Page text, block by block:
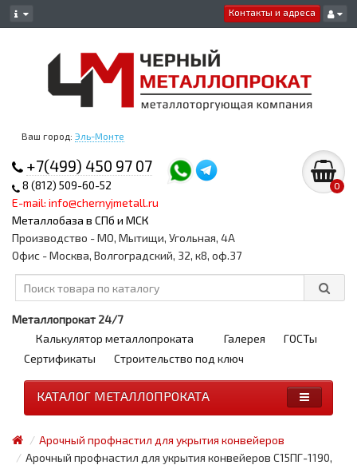
Контакты и адреса
Ваш город: Эль-Монте
+7(499) 450 97 07
8 (812) 509-60-52
E-mail: info@chernyjmetall.ru
Металлобаза в СПб и МСК
0
Производство - МО, Мытищи, Угольная, 4А
Офис - Москва, Волгоградский, 32, к8, оф.37
Металлопрокат 24/7
Калькулятор металлопроката
Галерея
ГОСТы
Сертификаты
Строительство под ключ
КАТАЛОГ МЕТАЛЛОПРОКАТА
Арочный профнастил для укрытия конвейеров
Арочный профнастил для укрытия конвейеров С15ПГ-1190,